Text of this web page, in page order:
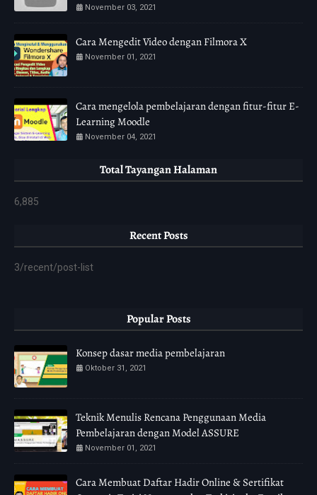
November 03, 2021
Cara Mengedit Video dengan Filmora X
November 01, 2021
Cara mengelola pembelajaran dengan fitur-fitur E-
Learning Moodle
November 04, 2021
Total Tayangan Halaman
6,885
Recent Posts
3/recent/post-list
Popular Posts
Konsep dasar media pembelajaran
Oktober 31, 2021
Teknik Menulis Rencana Penggunaan Media
Pembelajaran dengan Model ASSURE
November 01, 2021
Cara Membuat Daftar Hadir Online & Sertifikat